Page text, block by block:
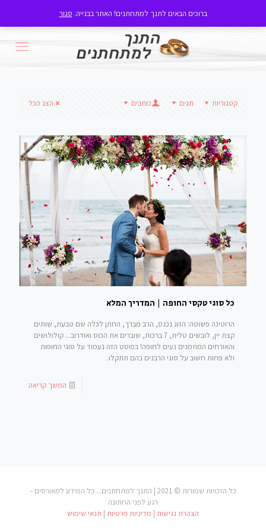
קטגוריות תגים כותבים הצג הכל
כל סוגי טקסי החופה | המדריך המלא
הרוטינה פשוטה: הזוג נכנס, הרב מברך, החתן לכלה שם טבעת, שותים
קצת יין, לובשים טלית, 7 ברכות, שוברים את הכוס ואודרוב... קולולושים
והאורחים המוזמנים נעים לחופה! בפוסט הזה נעמוד על סוגי החופות
ולא פחות חשוב על סוגי הרבנים בהם תתקלו.
המשך קריאה
כל הזכויות שמורות © 2021 | התנך למתחתנים... כל המידע למאורסים -
רגע לפני החתונה
הצהרת נגישות | מדיניות פרטיות | תנאי שימוש
ברוכים הבאים לתנך למתחתנים! האתר בבנייה. סגור